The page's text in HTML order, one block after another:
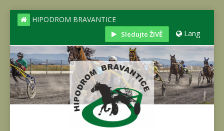
HIPODROM BRAVANTICE
Sledujte ŽIVĚ Lang